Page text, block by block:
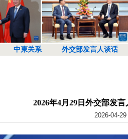
中柬关系 外交部发言人谈话
2026年4月29日外交部发
2026-04-